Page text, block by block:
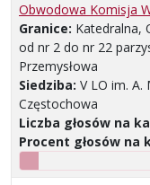
Obwodowa Komisja
Granice: Katedralna,
od nr 2 do nr 22
Przemysłowa
Siedziba: V LO im. A.
Częstochowa
Liczba głosów na
Procent głosów na